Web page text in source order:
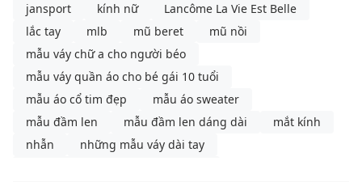
jansport
kính nữ
Lancôme La Vie Est Belle
lắc tay
mlb mũ beret
mũ nồi
mẫu váy chữ a cho người béo
mẫu váy quần áo cho bé gái 10 tuổi
mẫu áo cổ tim đẹp
mẫu áo sweater
mẫu đầm len
mẫu đầm len dáng dài
mắt kính
nhẫn
những mẫu váy dài tay